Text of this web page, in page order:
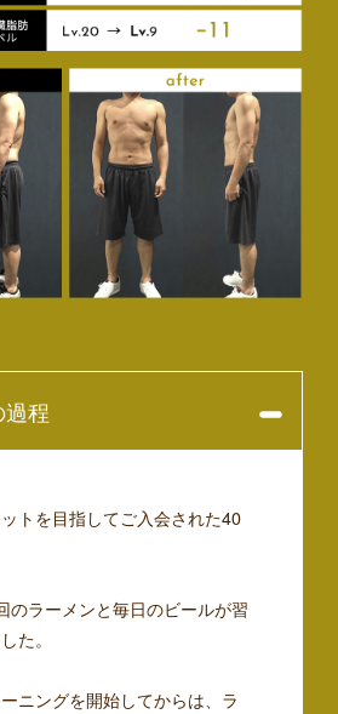
程
トを目指してご入会された40
のラーメンと毎日のビールが習
た。
ニングを開始してからは、ラ